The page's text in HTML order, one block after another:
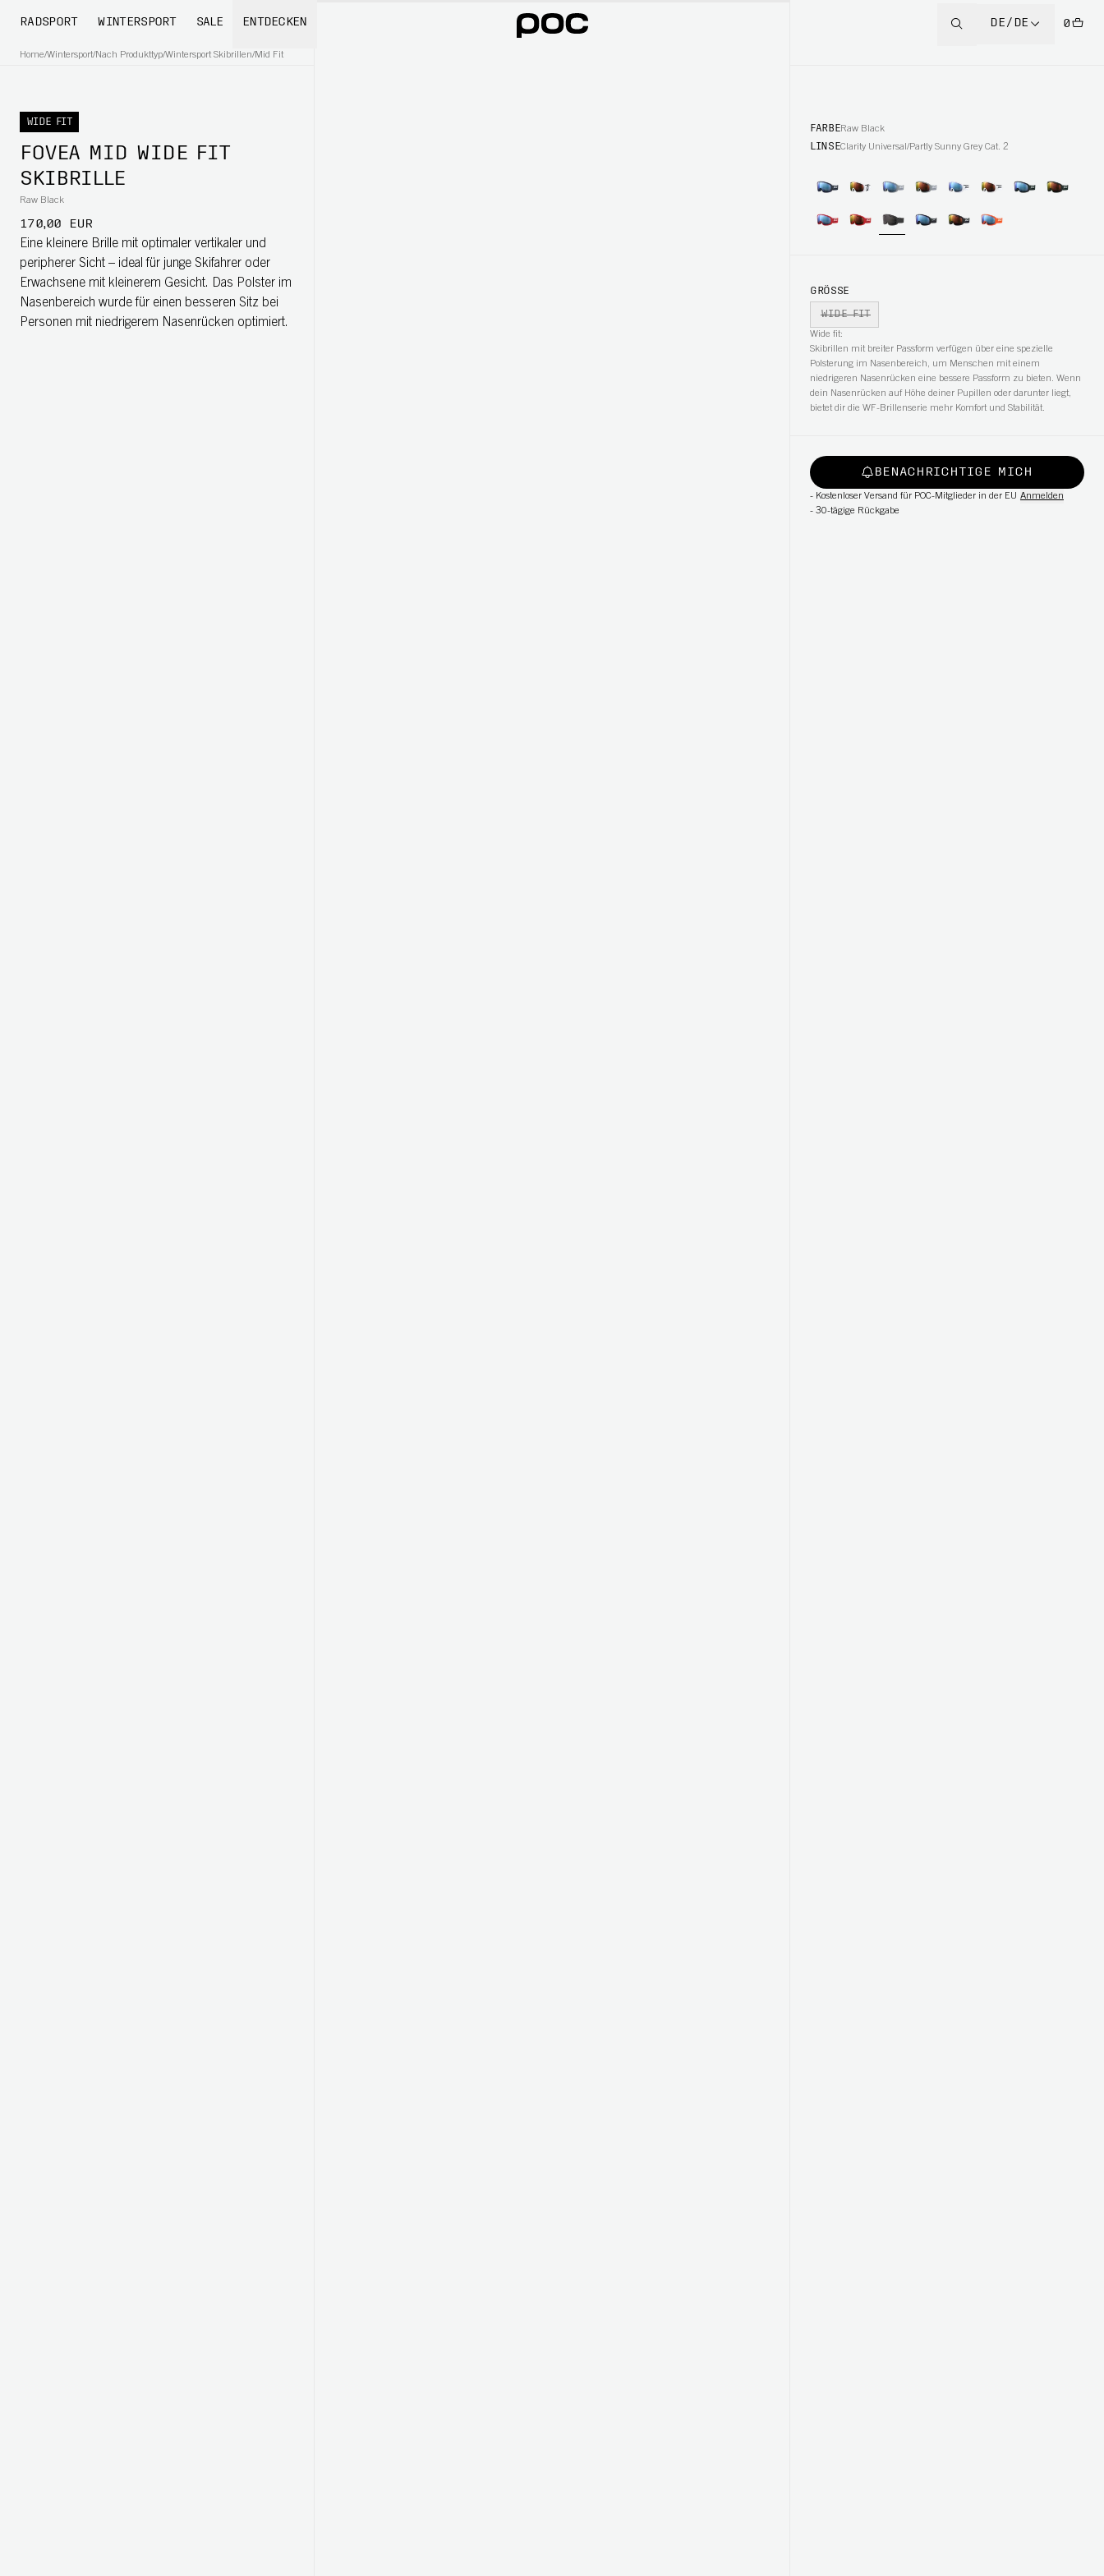
RADSPORT WINTERSPORT SALE ENTDECKEN DE/DE 0
Home/Wintersport/Nach Produkttyp/Wintersport Skibrillen/Mid Fit
WIDE FIT
FOVEA MID WIDE FIT
SKIBRILLE
Raw Black
170,00 EUR
Eine kleinere Brille mit optimaler vertikaler und
peripherer Sicht – ideal für junge Skifahrer oder
Erwachsene mit kleinerem Gesicht. Das Polster im
Nasenbereich wurde für einen besseren Sitz bei
Personen mit niedrigerem Nasenrücken optimiert.
FARBERaw Black
LINSEClarity Universal/Partly Sunny Grey Cat. 2
GRÖSSE
WIDE FIT
Wide fit:
Skibrillen mit breiter Passform verfügen über eine spezielle
Polsterung im Nasenbereich, um Menschen mit einem
niedrigeren Nasenrücken eine bessere Passform zu bieten. Wenn
dein Nasenrücken auf Höhe deiner Pupillen oder darunter liegt,
bietet dir die WF-Brillenserie mehr Komfort und Stabilität.
BENACHRICHTIGE MICH
- Kostenloser Versand für POC-Mitglieder in der EU Anmelden
- 30-tägige Rückgabe